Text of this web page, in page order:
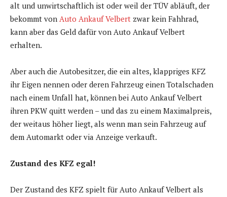
alt und unwirtschaftlich ist oder weil der TÜV abläuft, der
bekommt von Auto Ankauf Velbert zwar kein Fahhrad,
kann aber das Geld dafür von Auto Ankauf Velbert
erhalten.
Aber auch die Autobesitzer, die ein altes, klappriges KFZ
ihr Eigen nennen oder deren Fahrzeug einen Totalschaden
nach einem Unfall hat, können bei Auto Ankauf Velbert
ihren PKW quitt werden – und das zu einem Maximalpreis,
der weitaus höher liegt, als wenn man sein Fahrzeug auf
dem Automarkt oder via Anzeige verkauft.
Zustand des KFZ egal!
Der Zustand des KFZ spielt für Auto Ankauf Velbert als